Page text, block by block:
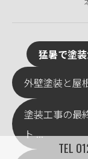
猛暑で塗
外壁塗装と屋
塗装工事の最
ト ...
TEL